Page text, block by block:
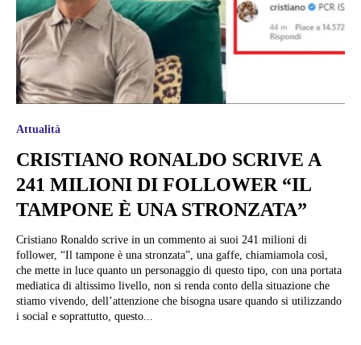
Attualità
CRISTIANO RONALDO SCRIVE A
241 MILIONI DI FOLLOWER “IL
TAMPONE È UNA STRONZATA”
Cristiano Ronaldo scrive in un commento ai suoi 241 milioni di
follower, “Il tampone è una stronzata”, una gaffe, chiamiamola così,
che mette in luce quanto un personaggio di questo tipo, con una portata
mediatica di altissimo livello, non si renda conto della situazione che
stiamo vivendo, dell’attenzione che bisogna usare quando si utilizzando
i social e soprattutto, questo...